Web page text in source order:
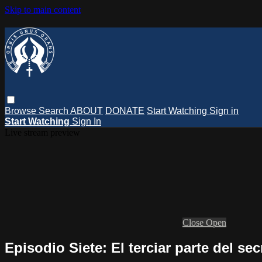
Skip to main content
Browse Search ABOUT DONATE Start Watching Sign in
Start Watching Sign In
Close Open
Episodio Siete: El terciar parte del